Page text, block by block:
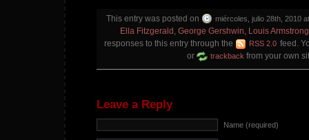
This entry was posted on miércoles, julio 28th, 2010
Ella Fitzgerald , George Gershwin, Louis Armstrong
responses to this entry through the
RSS 2.0 feed.
or
trackback from your own
Leave a Reply
Name (required)